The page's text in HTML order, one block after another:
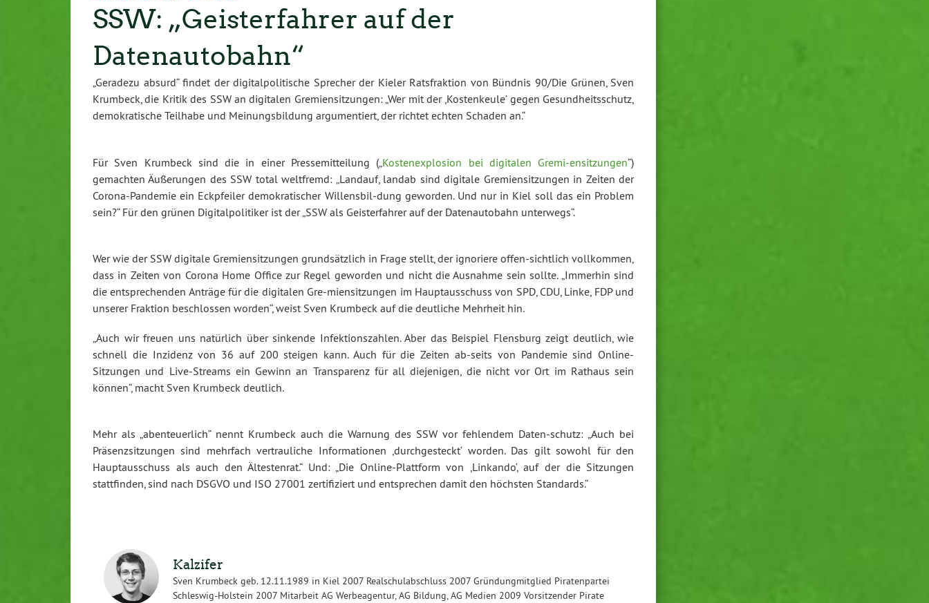
SSW: „Geisterfahrer auf der
Datenautobahn“
„Geradezu absurd“ findet der digitalpolitische Sprecher der Kieler Ratsfraktion von Bündnis 90/Die Grünen, Sven
Krumbeck, die Kritik des SSW an digitalen Gremiensitzungen: „Wer mit der ,Kostenkeule’ gegen Gesundheitsschutz,
demokratische Teilhabe und Meinungsbildung argumentiert, der richtet echten Schaden an.“
Für Sven Krumbeck sind die in einer Pressemitteilung („ Kostenexplosion bei digitalen Gremi-ensitzungen“)
gemachten Äußerungen des SSW total weltfremd: „Landauf, landab sind digitale Gremiensitzungen in Zeiten der
Corona-Pandemie ein Eckpfeiler demokratischer Willensbil-dung geworden. Und nur in Kiel soll das ein Problem
sein?“ Für den grünen Digitalpolitiker ist der „SSW als Geisterfahrer auf der Datenautobahn unterwegs“.
Wer wie der SSW digitale Gremiensitzungen grundsätzlich in Frage stellt, der ignoriere offen-sichtlich vollkommen,
dass in Zeiten von Corona Home Office zur Regel geworden und nicht die Ausnahme sein sollte. „Immerhin sind
die entsprechenden Anträge für die digitalen Gre-miensitzungen im Hauptausschuss von SPD, CDU, Linke, FDP und
unserer Fraktion beschlossen worden“, weist Sven Krumbeck auf die deutliche Mehrheit hin.
„Auch wir freuen uns natürlich über sinkende Infektionszahlen. Aber das Beispiel Flensburg zeigt deutlich, wie
schnell die Inzidenz von 36 auf 200 steigen kann. Auch für die Zeiten ab-seits von Pandemie sind Online-
Sitzungen und Live-Streams ein Gewinn an Transparenz für all diejenigen, die nicht vor Ort im Rathaus sein
können“, macht Sven Krumbeck deutlich.
Mehr als „abenteuerlich“ nennt Krumbeck auch die Warnung des SSW vor fehlendem Daten-schutz: „Auch bei
Präsenzsitzungen sind mehrfach vertrauliche Informationen ,durchgesteckt‘ worden. Das gilt sowohl für den
Hauptausschuss als auch den Ältestenrat.“ Und: „Die Online-Plattform von ,Linkando‘, auf der die Sitzungen
stattfinden, sind nach DSGVO und ISO 27001 zertifiziert und entsprechen damit den höchsten Standards.“
Kalzifer
Sven Krumbeck geb. 12.11.1989 in Kiel 2007 Realschulabschluss 2007 Gründungmitglied Piratenpartei
Schleswig-Holstein 2007 Mitarbeit AG Werbeagentur, AG Bildung, AG Medien 2009 Vorsitzender Pirate